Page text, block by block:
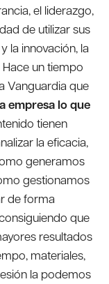
el liderazgo,
de utilizar sus
la innovación, la
un tiempo
Vanguardia que
empresa lo que
tienen
la eficacia,
generamos
gestionamos
de forma
que
resultados
materiales,
la podemos